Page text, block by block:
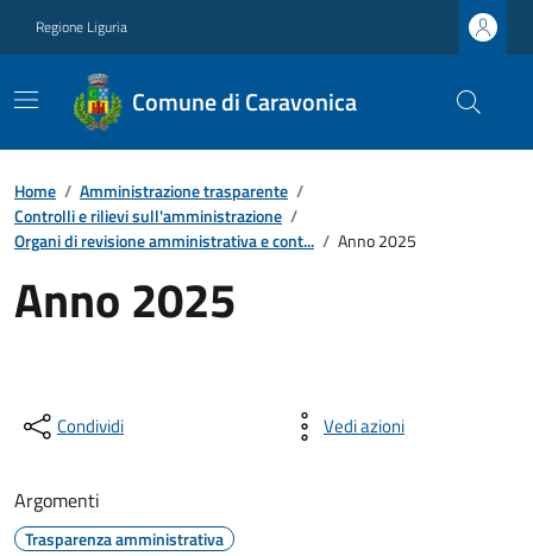
Regione Liguria
Comune di Caravonica
Home / Amministrazione trasparente /
Controlli e rilievi sull'amministrazione /
Organi di revisione amministrativa e cont... / Anno 2025
Anno 2025
Condividi Vedi azioni
Argomenti
Trasparenza amministrativa